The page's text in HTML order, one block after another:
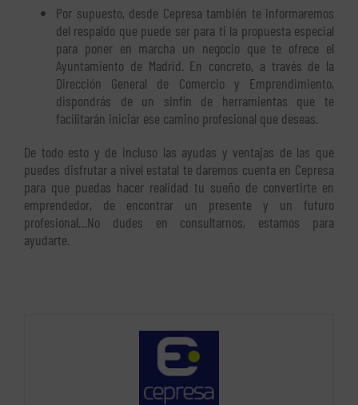
Por supuesto, desde Cepresa también te informaremos
del respaldo que puede ser para ti la propuesta especial
para poner en marcha un negocio que te ofrece el
Ayuntamiento de Madrid. En concreto, a través de la
Dirección General de Comercio y Emprendimiento,
dispondrás de un sinfín de herramientas que te
facilitarán iniciar ese camino profesional que deseas.
De todo esto y de incluso las ayudas y ventajas de las que
puedes disfrutar a nivel estatal te daremos cuenta en Cepresa
para que puedas hacer realidad tu sueño de convertirte en
emprendedor, de encontrar un presente y un futuro
profesional…No dudes en consultarnos, estamos para
ayudarte.